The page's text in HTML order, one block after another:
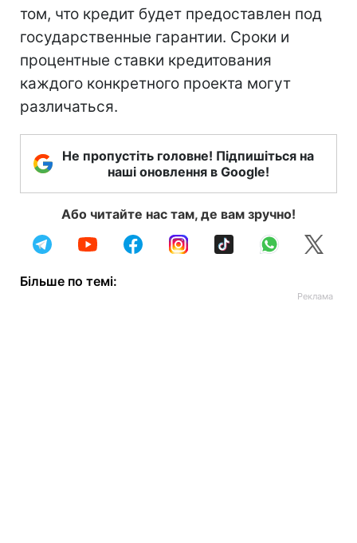
том, что кредит будет предоставлен под
государственные гарантии. Сроки и
процентные ставки кредитования
каждого конкретного проекта могут
различаться.
Не пропустіть головне! Підпишіться на
наші оновлення в Google!
Або читайте нас там, де вам зручно!
Більше по темі: